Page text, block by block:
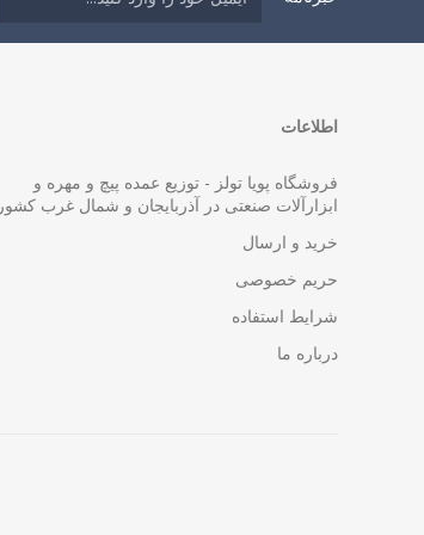
اطلاعات
فروشگاه پویا تولز - توزیع عمده پیچ و مهره و
ابزارآلات صنعتی در آذربایجان و شمال غرب کشور
خرید و ارسال
حریم خصوصی
شرایط استفاده
درباره ما